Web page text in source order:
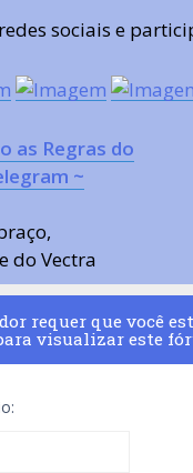
sociais e
as Regras do
~
do Vectra
requer que você
visualizar este